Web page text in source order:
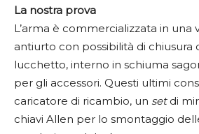
La nostra prova
L’arma è commercializzata in
antiurto con possibilità di chiusura
lucchetto, interno in schiuma
per gli accessori. Questi ultimi
caricatore di ricambio, un set di
chiavi Allen per lo smontaggio